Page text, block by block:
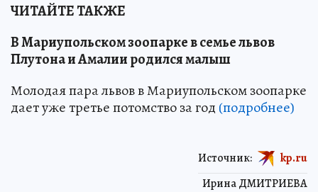
ЧИТАЙТЕ ТАКЖЕ
В Мариупольском зоопарке в семье львов
Плутона и Амалии родился малыш
Молодая пара львов в Мариупольском зоопарке
дает уже третье потомство за год (подробнее)
Ирина ДМИТРИЕВА
Источник: kp.ru